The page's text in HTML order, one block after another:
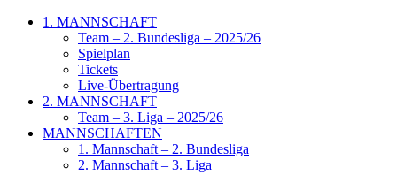
1. MANNSCHAFT
Team – 2. Bundesliga – 2025/26
Spielplan
Tickets
Live-Übertragung
2. MANNSCHAFT
Team – 3. Liga – 2025/26
MANNSCHAFTEN
1. Mannschaft – 2. Bundesliga
2. Mannschaft – 3. Liga